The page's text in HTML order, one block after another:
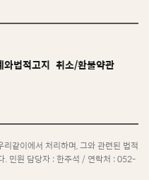
와법적고지 취소/환불약관
리같이에서 처리하며,그와 관련된 법적
. 민원 담당자 : 한주석 / 연락처 : 052-